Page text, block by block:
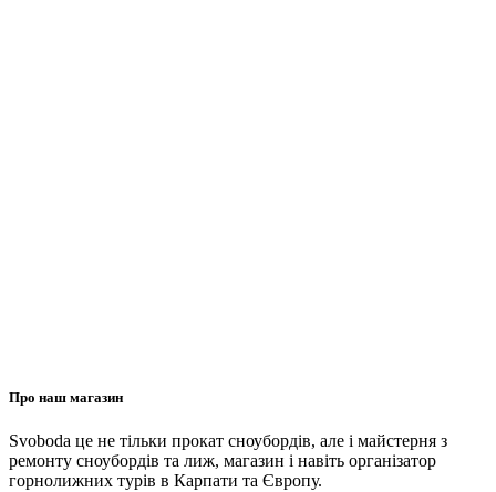
Про наш магазин
Svoboda це не тільки прокат сноубордів, але і майстерня з
ремонту сноубордів та лиж, магазин і навіть організатор
горнолижних турів в Карпати та Європу.